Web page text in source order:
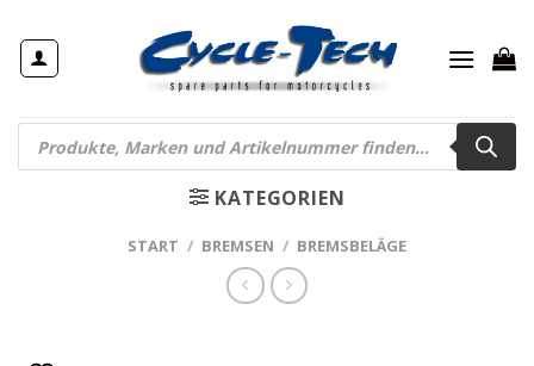
Inhalt
springen
Products
search
KATEGORIEN
START / BREMSEN / BREMSBELÄGE